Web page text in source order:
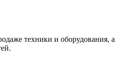
техники и оборудования, а